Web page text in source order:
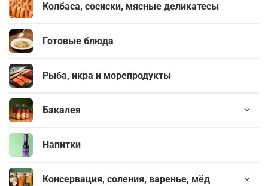
Колбаса, сосиски, мясные деликатесы
Готовые блюда
Рыба, икра и морепродукты
Бакалея
Напитки
Консервация, соления, варенье, мёд